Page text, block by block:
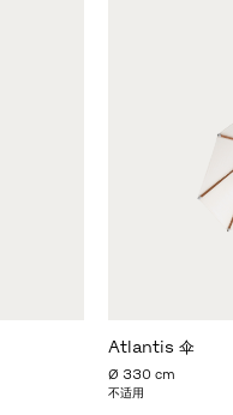
Atlantis 伞
Ø 330 cm
不适用